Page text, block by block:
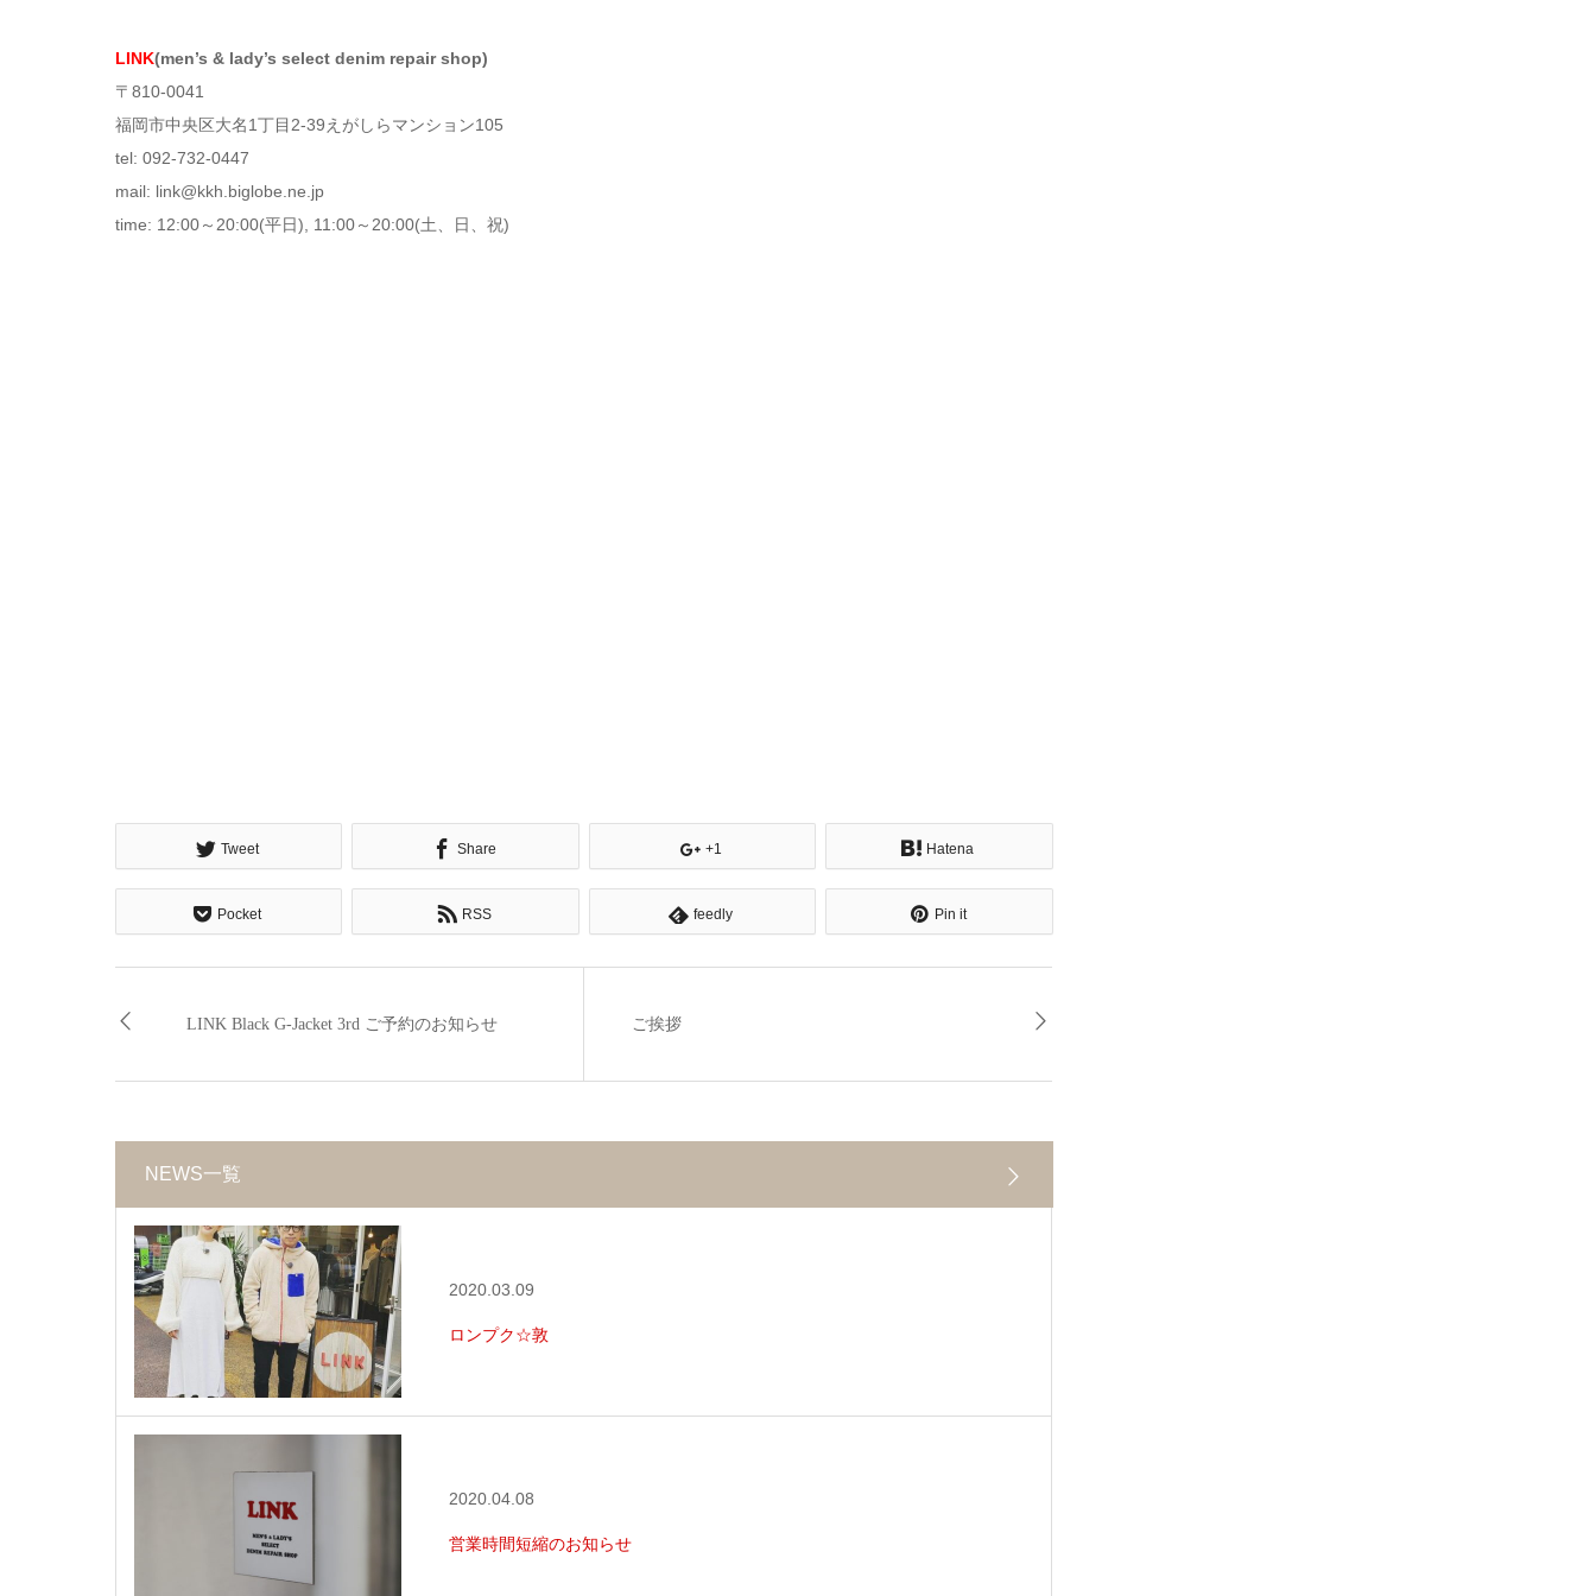
LINK(men’s & lady’s select denim repair shop)
〒810-0041
福岡市中央区大名1丁目2-39えがしらマンション105
tel: 092-732-0447
mail: link@kkh.biglobe.ne.jp
time: 12:00～20:00(平日), 11:00～20:00(土、日、祝)
Tweet Share +1 Hatena
Pocket RSS feedly Pin it
LINK Black G-Jacket 3rd ご予約のお知らせ ご挨拶
NEWS一覧
2020.03.09
ロンプク☆敦
2020.04.08
営業時間短縮のお知らせ